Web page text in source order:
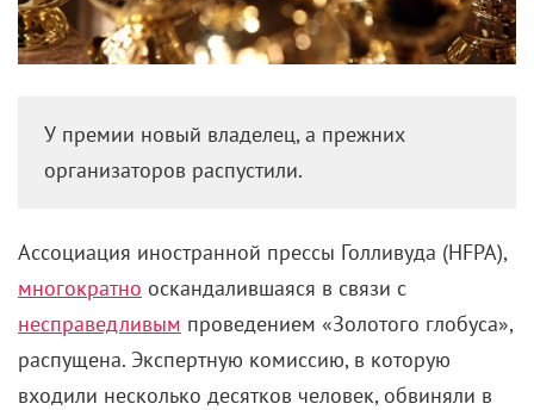
У премии новый владелец, а прежних
организаторов распустили.
Ассоциация иностранной прессы Голливуда (HFPA),
многократно оскандалившаяся в связи с
несправедливым проведением «Золотого глобуса»,
распущена. Экспертную комиссию, в которую
входили несколько десятков человек, обвиняли в